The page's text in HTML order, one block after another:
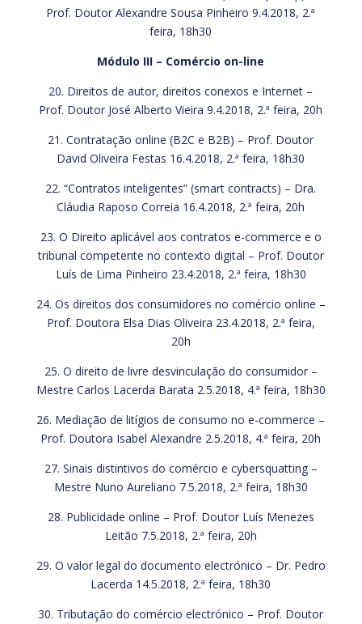
Prof. Doutor Alexandre Sousa Pinheiro 9.4.2018, 2.ª
feira, 18h30
Módulo III – Comércio on-line
20. Direitos de autor, direitos conexos e Internet –
Prof. Doutor José Alberto Vieira 9.4.2018, 2.ª feira, 20h
21. Contratação online (B2C e B2B) – Prof. Doutor
David Oliveira Festas 16.4.2018, 2.ª feira, 18h30
22. “Contratos inteligentes” (smart contracts) – Dra.
Cláudia Raposo Correia 16.4.2018, 2.ª feira, 20h
23. O Direito aplicável aos contratos e-commerce e o
tribunal competente no contexto digital – Prof. Doutor
Luís de Lima Pinheiro 23.4.2018, 2.ª feira, 18h30
24. Os direitos dos consumidores no comércio online –
Prof. Doutora Elsa Dias Oliveira 23.4.2018, 2.ª feira,
20h
25. O direito de livre desvinculação do consumidor –
Mestre Carlos Lacerda Barata 2.5.2018, 4.ª feira, 18h30
26. Mediação de litígios de consumo no e-commerce –
Prof. Doutora Isabel Alexandre 2.5.2018, 4.ª feira, 20h
27. Sinais distintivos do comércio e cybersquatting –
Mestre Nuno Aureliano 7.5.2018, 2.ª feira, 18h30
28. Publicidade online – Prof. Doutor Luís Menezes
Leitão 7.5.2018, 2.ª feira, 20h
29. O valor legal do documento electrónico – Dr. Pedro
Lacerda 14.5.2018, 2.ª feira, 18h30
30. Tributação do comércio electrónico – Prof. Doutor